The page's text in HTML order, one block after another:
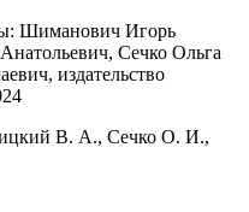
В. А., Сечко О. И.,